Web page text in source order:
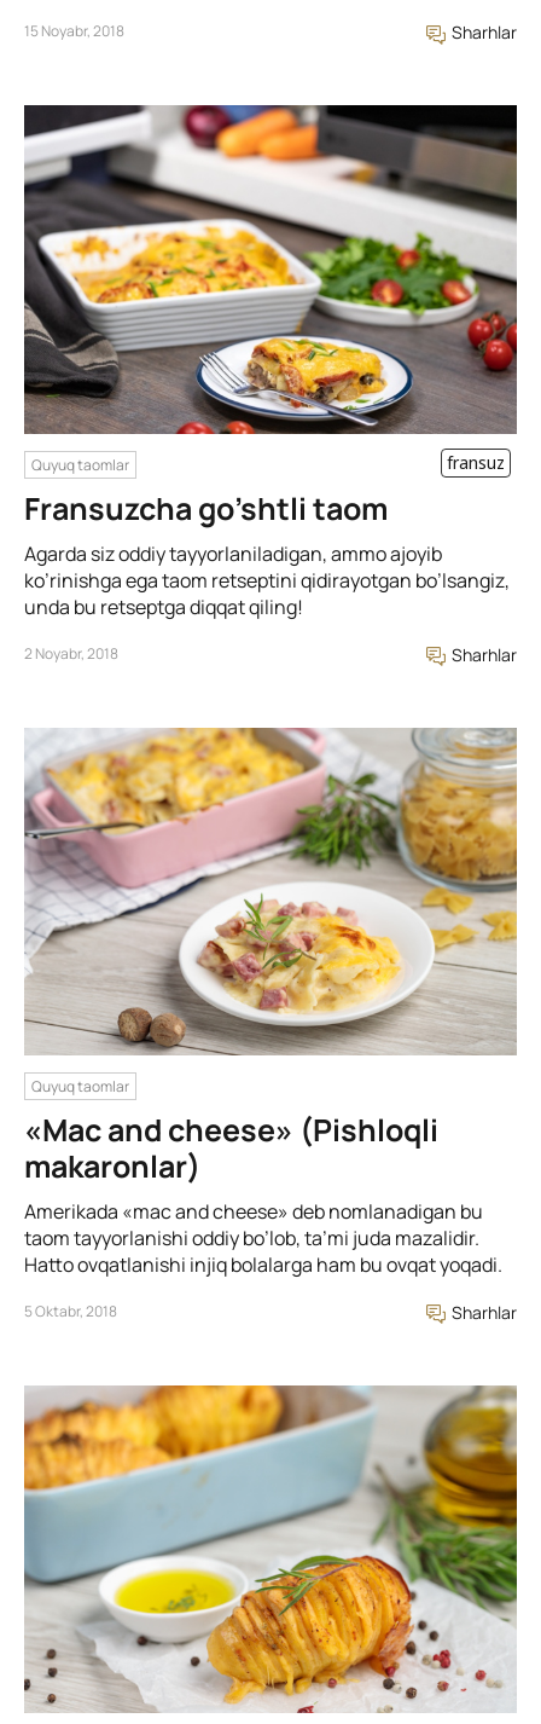
15 Noyabr, 2018 Sharhlar
Quyuq taomlar fransuz
Fransuzcha go’shtli taom
Agarda siz oddiy tayyorlaniladigan, ammo ajoyib
ko’rinishga ega taom retseptini qidirayotgan bo’lsangiz,
unda bu retseptga diqqat qiling!
2 Noyabr, 2018 Sharhlar
Quyuq taomlar
«Mac and cheese» (Pishloqli
makaronlar)
Amerikada «mac and cheese» deb nomlanadigan bu
taom tayyorlanishi oddiy bo’lob, ta’mi juda mazalidir.
Hatto ovqatlanishi injiq bolalarga ham bu ovqat yoqadi.
5 Oktabr, 2018 Sharhlar